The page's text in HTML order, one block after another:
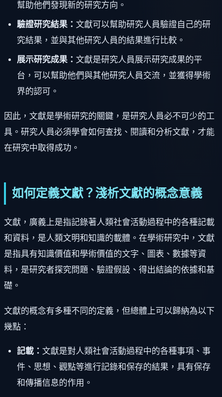
幫助他們發現新的研究方向。
驗證研究結果： 文獻可以幫助研究人員驗證自己的研
究結果，並與其他研究人員的結果進行比較。
展示研究成果： 文獻是研究人員展示研究成果的平
台，可以幫助他們與其他研究人員交流，並獲得學術
界的認可。
因此，文獻是學術研究的關鍵，是研究人員必不可少的工
具。研究人員必須學會如何查找、閱讀和分析文獻，才能
在研究中取得成功。
如何定義文獻？淺析文獻的概念意義
文獻，廣義上是指記錄著人類社會活動過程中的各種記載
和資料，是人類文明和知識的載體。在學術研究中，文獻
是指具有知識價值和學術價值的文字、圖表、數據等資
料，是研究者探究問題、驗證假設、得出結論的依據和基
礎。
文獻的概念有多種不同的定義，但總體上可以歸納為以下
幾點：
記載： 文獻是對人類社會活動過程中的各種事項、事
件、思想、觀點等進行記錄和保存的結果，具有保存
和傳播信息的作用。